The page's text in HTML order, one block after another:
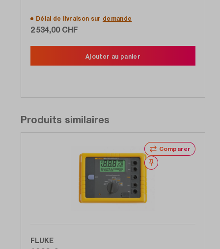
Délai de livraison sur demande
2 534,00 CHF
Ajouter au panier
Produits similaires
Comparer
Noter
FLUKE